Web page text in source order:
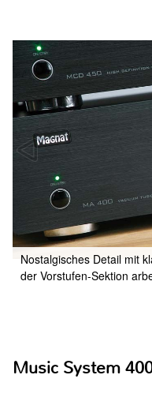
Nostalgisches Detail mit
der Vorstufen-Sektion
Music System